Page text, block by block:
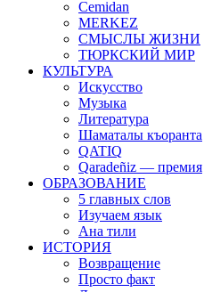
Cemidan
МERKEZ
СМЫСЛЫ ЖИЗНИ
ТЮРКСКИЙ МИР
КУЛЬТУРА
Искусство
Музыка
Литература
Шаматалы къоранта
QATIQ
Qaradeñiz — премия
ОБРАЗОВАНИЕ
5 главных слов
Изучаем язык
Ана тили
ИСТОРИЯ
Возвращение
Просто факт